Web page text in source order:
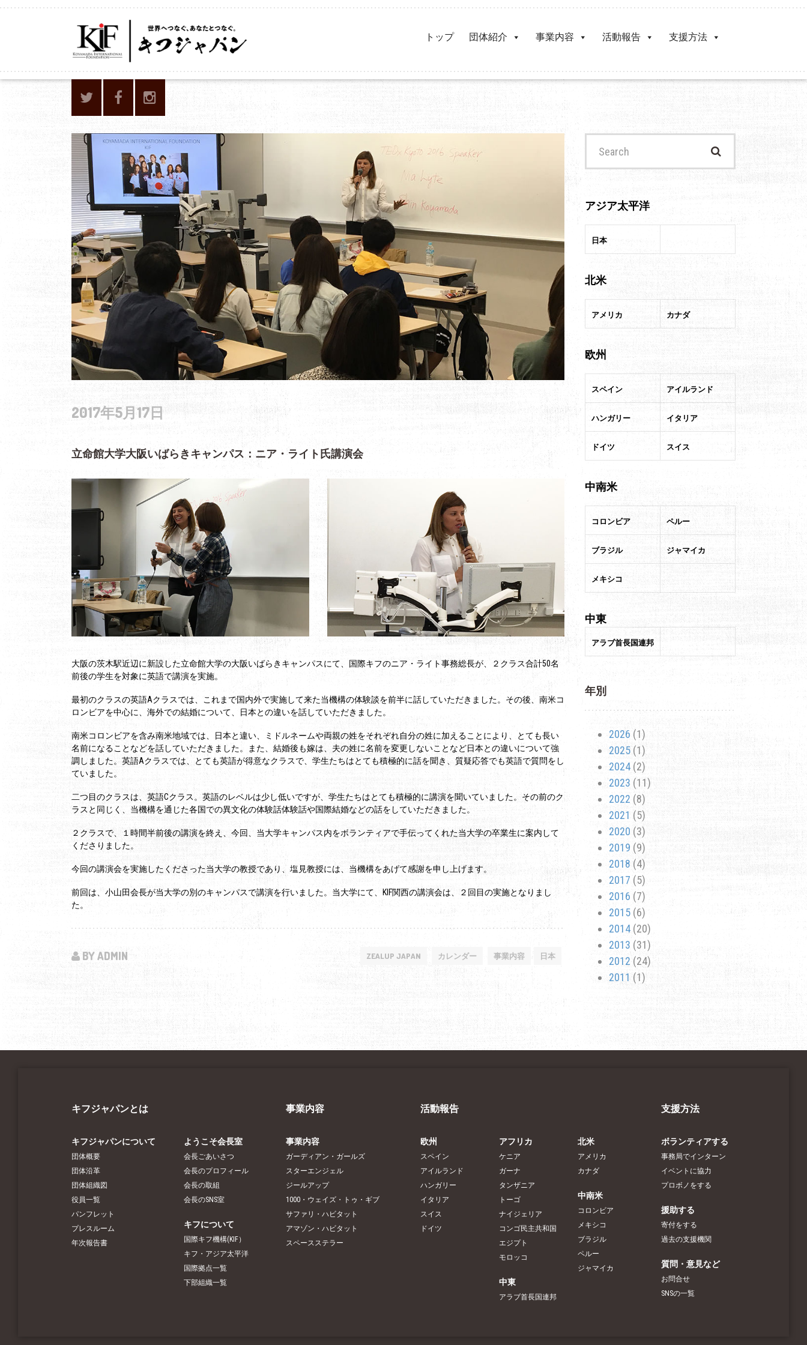
トップ 団体紹介 事業内容 活動報告 支援方法
2017年5月17日
立命館大学大阪いばらきキャンパス：ニア・ライト氏講演会
大阪の茨木駅近辺に新設した立命館大学の大阪いばらきキャンパスにて、国際キフのニア・ライト事務総長が、２クラス合計50名
前後の学生を対象に英語で講演を実施。
最初のクラスの英語Aクラスでは、これまで国内外で実施して来た当機構の体験談を前半に話していただきました。その後、南米コ
ロンビアを中心に、海外での結婚について、日本との違いを話していただきました。
南米コロンビアを含み南米地域では、日本と違い、ミドルネームや両親の姓をそれぞれ自分の姓に加えることにより、とても長い
名前になることなどを話していただきました。また、結婚後も嫁は、夫の姓に名前を変更しないことなど日本との違いについて強
調しました。 英語Aクラスでは、とても英語が得意なクラスで、学生たちはとても積極的に話を聞き、質疑応答でも英語で質問をし
ていました。
二つ目のクラスは、英語Cクラス。英語のレベルは少し低いですが、学生たちはとても積極的に講演を聞いていました。その前のク
ラスと同じく、当機構を通じた各国での異文化の体験話体験話や国際結婚などの話をしていただきました。
２クラスで、１時間半前後の講演を終え、今回、当大学キャンパス内をボランティアで手伝ってくれた当大学の卒業生に案内して
くださりました。
今回の講演会を実施したくださった当大学の教授であり、塩見教授には、当機構をあげて感謝を申し上げます。
前回は、小山田会長が当大学の別のキャンパスで講演を行いました。当大学にて、KIF関西の講演会は、２回目の実施となりまし
た。
BY ADMIN ZEALUP JAPAN カレンダー 事業内容 日本
アジア太平洋
日本
北米
アメリカ カナダ
欧州
スペイン アイルランド
ハンガリー イタリア
ドイツ スイス
中南米
コロンビア ペルー
ブラジル ジャマイカ
メキシコ
中東
アラブ首長国連邦
年別
2026 (1)
2025(1)
2024(2)
2023 (11)
2022 (8)
2021 (5)
2020 (3)
2019 (9)
2018 (4)
2017 (5)
2016 (7)
2015(6)
2014(20)
2013 (31)
2012 (24)
2011 (1)
キフジャパンとは
キフジャパンについて
団体概要
団体沿革
団体組織図
役員一覧
パンフレット
プレスルーム
年次報告書
ようこそ会長室
会長ごあいさつ
会長のプロフィール
会長の取組
会長のSNS室
キフについて
国際キフ機構(KIF）
キフ・アジア太平洋
国際拠点一覧
下部組織一覧
事業内容
事業内容
ガーディアン・ガールズ
スターエンジェル
ジールアップ
1000・ウェイズ・トゥ・ギブ
サファリ・ハビタット
アマゾン・ハビタット
スペースステラー
活動報告
欧州
スペイン
アイルランド
ハンガリー
イタリア
スイス
ドイツ
アフリカ
ケニア
ガーナ
タンザニア
トーゴ
ナイジェリア
コンゴ民主共和国
エジプト
モロッコ
中東
アラブ首長国連邦
北米
アメリカ
カナダ
中南米
コロンビア
メキシコ
ブラジル
ペルー
ジャマイカ
支援方法
ボランティアする
事務局でインターン
イベントに協力
プロボノをする
援助する
寄付をする
過去の支援機関
質問・意見など
お問合せ
SNSの一覧